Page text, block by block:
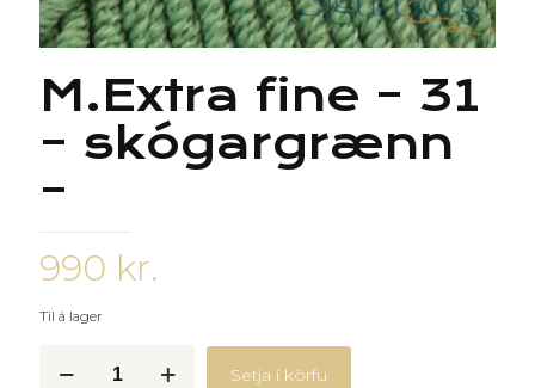
M.Extra fine – 31
– skógargrænn
–
990 kr.
Til á lager
fine
Setja í körfu